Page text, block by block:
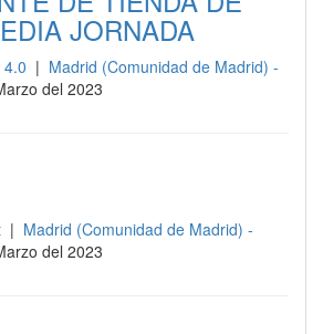
JORNADA
| Madrid (Comunidad de Madrid) -
del 2023
| Madrid (Comunidad de Madrid) -
del 2023